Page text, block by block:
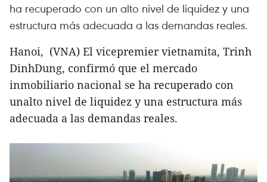
ha recuperado con un alto nivel de liquidez y una
estructura más adecuada a las demandas reales.
Hanoi, (VNA) El vicepremier vietnamita, Trinh
DinhDung, confirmó que el mercado
inmobiliario nacional se ha recuperado con
unalto nivel de liquidez y una estructura más
adecuada a las demandas reales.